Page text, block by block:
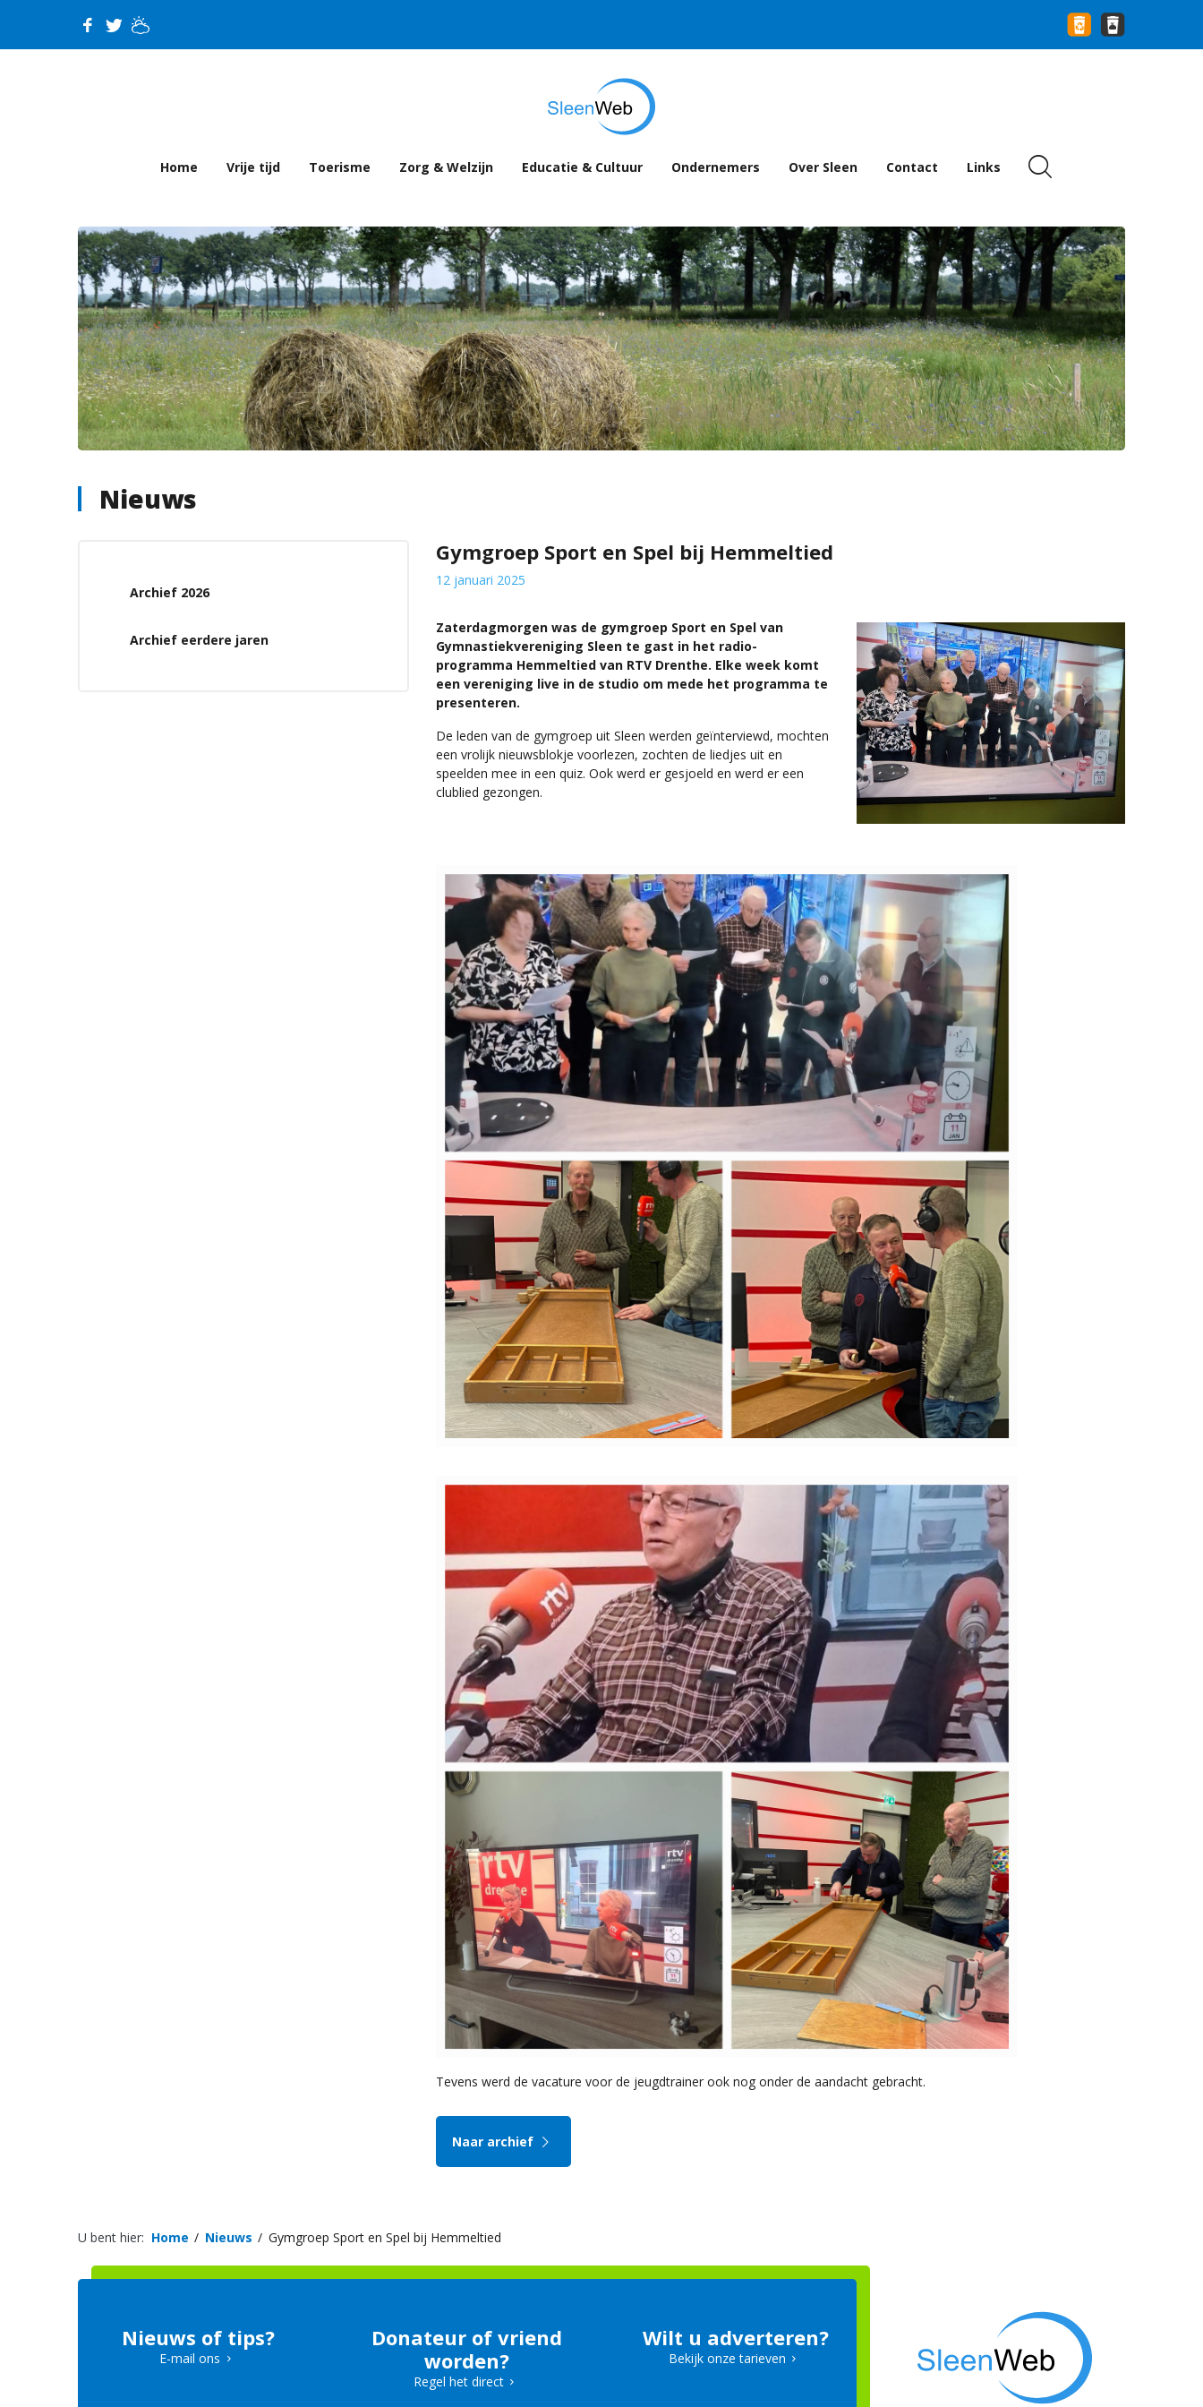
Home Vrije tijd Toerisme Zorg & Welzijn Educatie & Cultuur Ondernemers Over Sleen Contact Links
Nieuws
Archief 2026
Archief eerdere jaren
Gymgroep Sport en Spel bij Hemmeltied
12 januari 2025
Zaterdagmorgen was de gymgroep Sport en Spel van
Gymnastiekvereniging Sleen te gast in het radio-
programma Hemmeltied van RTV Drenthe. Elke week komt
een vereniging live in de studio om mede het programma te
presenteren.
De leden van de gymgroep uit Sleen werden geïnterviewd, mochten
een vrolijk nieuwsblokje voorlezen, zochten de liedjes uit en
speelden mee in een quiz. Ook werd er gesjoeld en werd er een
clublied gezongen.
Tevens werd de vacature voor de jeugdtrainer ook nog onder de aandacht gebracht.
Naar archief
U bent hier: Home Nieuws Gymgroep Sport en Spel bij Hemmeltied
Nieuws of tips?
E-mail ons
Donateur of vriend
worden?
Regel het direct
Wilt u adverteren?
Bekijk onze tarieven